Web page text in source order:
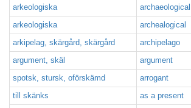
arkeologiska
archaeological
arkeologiska
archealogical
arkipelag, skärgård, skärgård
archipelago
argument, skäl
argument
spotsk, stursk, oförskämd
arrogant
till skänks
as a present